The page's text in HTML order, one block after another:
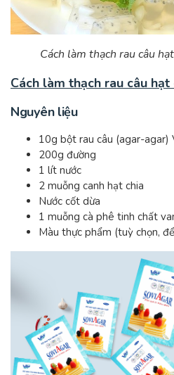
Cách làm thạch rau câu
Cách làm thạch rau câu
Nguyên liệu
10g bột rau câu (agar-agar)
200g đường
1 lít nước
2 muỗng canh hạt chia
Nước cốt dừa
1 muỗng cà phê tinh chất
Màu thực phẩm (tuỳ chọn,